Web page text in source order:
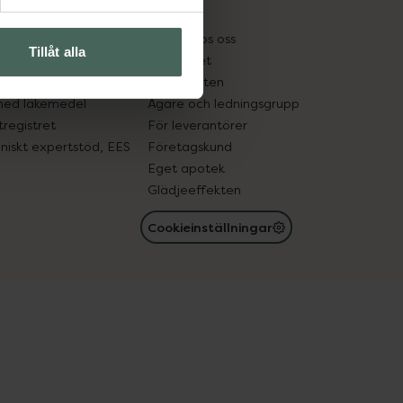
Tillåt alla
in gammal medicin
läkemedel
expertstöd, EES
Pressrum
Jobba hos oss
Hållbarhet
Samarbeten
Ägare och ledningsgrupp
För leverantörer
Företagskund
Eget apotek
Glädjeeffekten
Cookieinställningar